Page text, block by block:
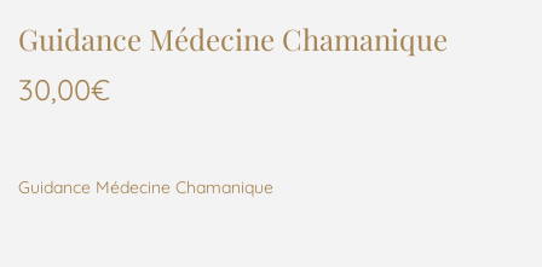
Guidance Médecine Chamanique
30,00€
Guidance Médecine Chamanique